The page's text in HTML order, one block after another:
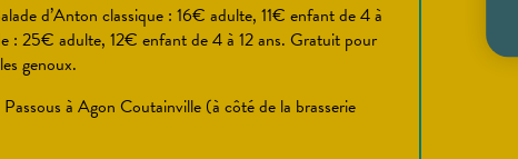
d’Anton classique : 16€ adulte, 11€ enfant de 4 à
: 25€ adulte, 12€ enfant de 4 à 12 ans. Gratuit pour
genoux.
à Agon Coutainville (à côté de la brasserie